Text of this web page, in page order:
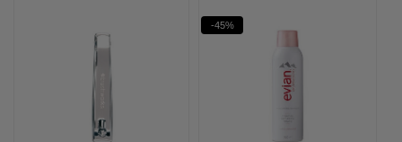
-45%